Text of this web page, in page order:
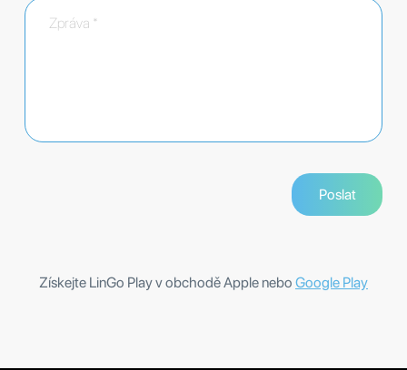
Získejte LinGo Play v obchodě Apple nebo Google Play